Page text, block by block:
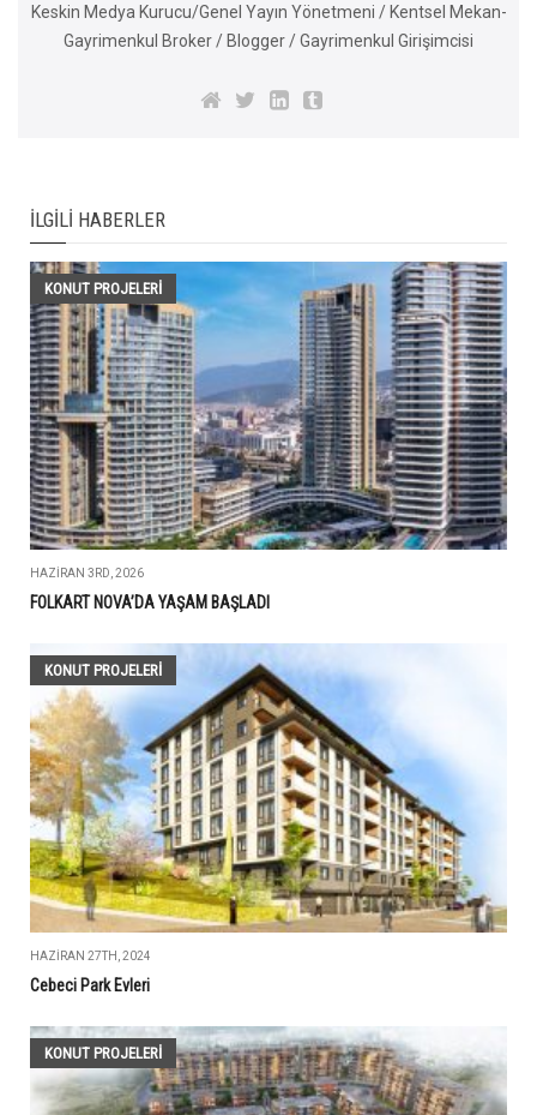
Keskin Medya Kurucu/Genel Yayın Yönetmeni / Kentsel Mekan-
Gayrimenkul Broker / Blogger / Gayrimenkul Girişimcisi
İLGILI HABERLER
KONUT PROJELERI
HAZIRAN 3RD, 2026
FOLKART NOVA’DA YAŞAM BAŞLADI
KONUT PROJELERI
HAZIRAN 27TH, 2024
Cebeci Park Evleri
KONUT PROJELERI